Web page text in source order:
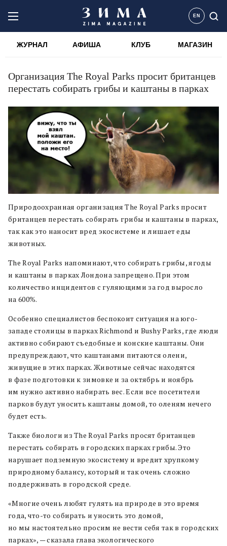
EN
ЖУРНАЛ АФИША КЛУБ МАГАЗИН
Организация The Royal Parks просит британцев
перестать собирать грибы и каштаны в парках
Природоохранная организация The Royal Parks просит
британцев перестать собирать грибы и каштаны в парках,
так как это наносит вред экосистеме и лишает еды
животных.
The Royal Parks напоминают, что собирать грибы, ягоды
и каштаны в парках Лондона запрещено. При этом
количество инцидентов с гуляющими за год выросло
на 600%.
Особенно специалистов беспокоит ситуация на юго-
западе столицы в парках Richmond и Bushy Parks, где люди
активно собирают съедобные и конские каштаны. Они
предупреждают, что каштанами питаются олени,
живущие в этих парках. Животные сейчас находятся
в фазе подготовки к зимовке и за октябрь и ноябрь
им нужно активно набирать вес. Если все посетители
парков будут уносить каштаны домой, то оленям нечего
будет есть.
Также биологи из The Royal Parks просят британцев
перестать собирать в городских парках грибы. Это
нарушает подземную экосистему и вредит хрупкому
природному балансу, который и так очень сложно
поддерживать в городской среде.
«Многие очень любят гулять на природе в это время
года, что-то собирать и уносить это домой,
но мы настоятельно просим не вести себя так в городских
парках», — сказала глава экологического